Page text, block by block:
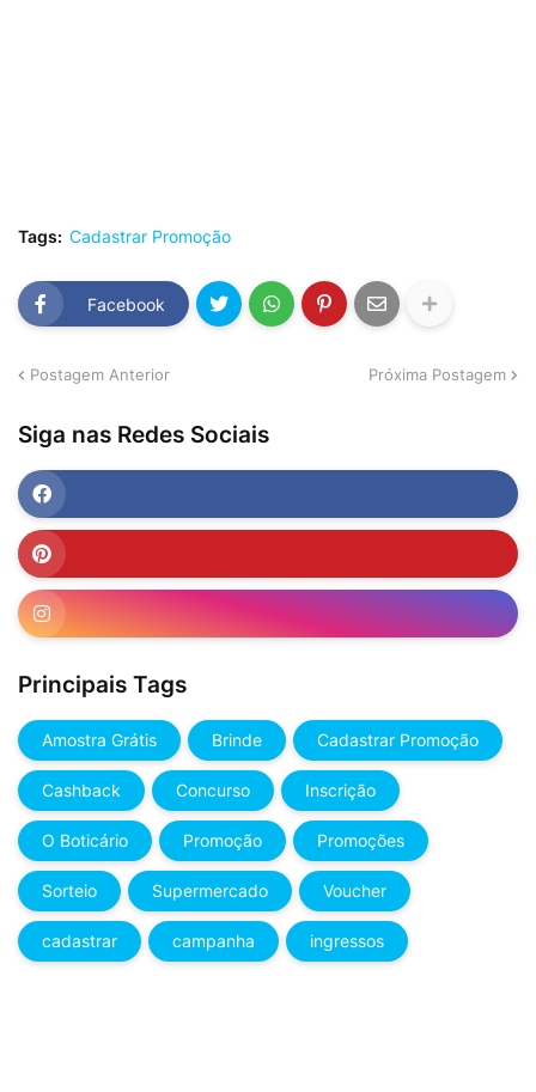
Tags: Cadastrar Promoção
Facebook
Postagem Anterior Próxima Postagem
Siga nas Redes Sociais
Principais Tags
Amostra Grátis Brinde Cadastrar Promoção
Cashback Concurso Inscrição
O Boticário Promoção Promoções
Sorteio Supermercado Voucher
cadastrar campanha ingressos